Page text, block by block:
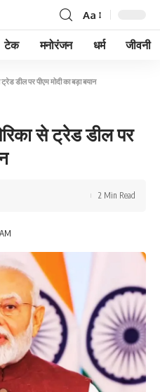
Aa
टेक मनोरंजन धर्म जीवनी
डील पर पीएम मोदी का बड़ा बयान
से ट्रेड डील पर
2 Min Read